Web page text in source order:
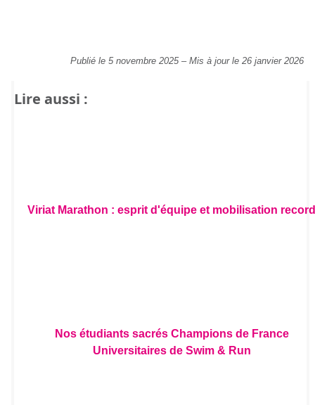
Publié le 5 novembre 2025 – Mis à jour le 26 janvier 2026
Lire aussi :
Viriat Marathon : esprit d'équipe et mobilisation
Nos étudiants sacrés Champions de France
Universitaires de Swim & Run